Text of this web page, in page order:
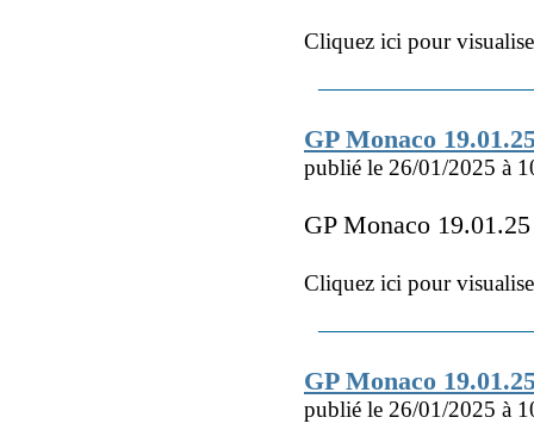
Cliquez ici pour
GP Monaco
publié le 26/01/2025 à
GP Monaco
Cliquez ici pour
GP Monaco
publié le 26/01/2025 à